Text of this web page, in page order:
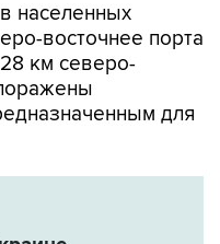
населенных
восточнее порта
км северо-
для